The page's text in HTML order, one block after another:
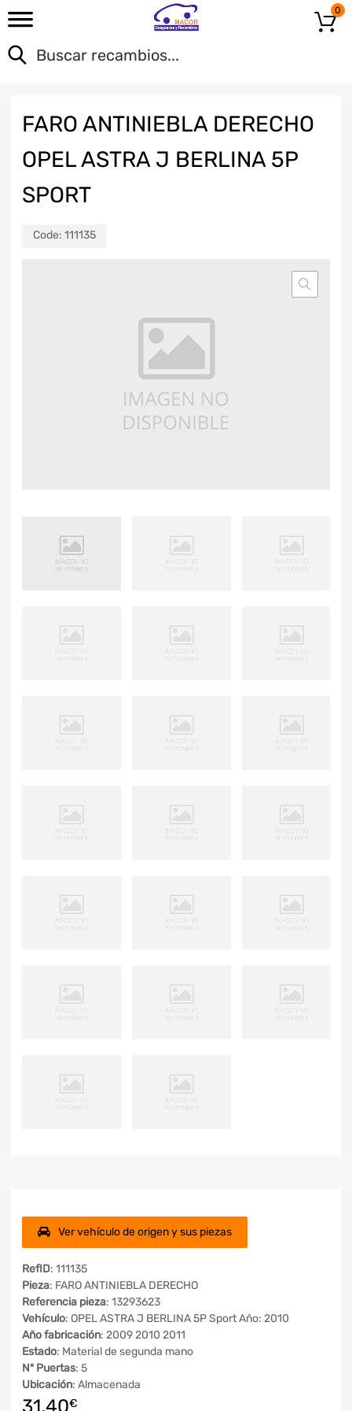
0
FARO ANTINIEBLA DERECHO
OPEL ASTRA J BERLINA 5P
SPORT
Code: 111135
Ver vehículo de origen y sus piezas
RefID: 111135
Pieza: FARO ANTINIEBLA DERECHO
Referencia pieza: 13293623
Vehículo: OPEL ASTRA J BERLINA 5P Sport Año: 2010
Año fabricación: 2009 2010 2011
Estado: Material de segunda mano
Nº Puertas: 5
Ubicación: Almacenada
31,40€